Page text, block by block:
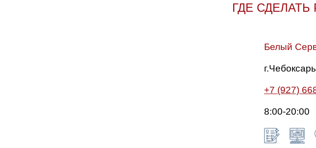
ГДЕ СДЕЛАТЬ
Белый
+7 (927)
8:00-20:00